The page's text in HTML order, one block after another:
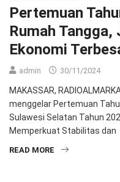
Pertemuan
Rumah
Ekonomi
admin 30/11/2024
MAKASSAR,
menggelar Pertemuan
Sulawesi Selatan Tahun
Memperkuat Stabilitas dan
READ MORE